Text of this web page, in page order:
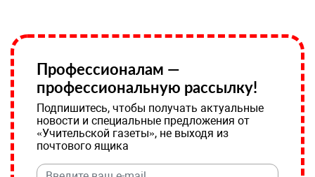
Профессионалам —
профессиональную рассылку!
Подпишитесь, чтобы получать актуальные
новости и специальные предложения от
«Учительской газеты», не выходя из
почтового ящика